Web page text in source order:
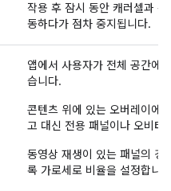
작용 후 잠시 동안 캐러셀과
동하다가 점차 중지됩니다.
앱에서 사용자가 전체 공간에
습니다.
콘텐츠 위에 있는 오버레이에
고 대신 전용 패널이나 오비터
동영상 재생이 있는 패널의 경
록 가로세로 비율을 설정합니